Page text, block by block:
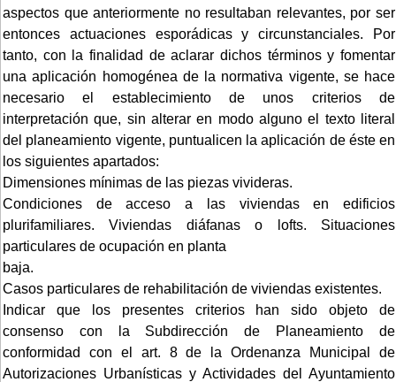
aspectos que anteriormente no resultaban relevantes, por ser
entonces actuaciones esporádicas y circunstanciales. Por
tanto, con la finalidad de aclarar dichos términos y fomentar
una aplicación homogénea de la normativa vigente, se hace
necesario el establecimiento de unos criterios de
interpretación que, sin alterar en modo alguno el texto literal
del planeamiento vigente, puntualicen la aplicación de éste en
los siguientes apartados:
Dimensiones mínimas de las piezas vivideras.
Condiciones de acceso a las viviendas en edificios
plurifamiliares. Viviendas diáfanas o lofts. Situaciones
particulares de ocupación en planta
baja.
Casos particulares de rehabilitación de viviendas existentes.
Indicar que los presentes criterios han sido objeto de
consenso con la Subdirección de Planeamiento de
conformidad con el art. 8 de la Ordenanza Municipal de
Autorizaciones Urbanísticas y Actividades del Ayuntamiento